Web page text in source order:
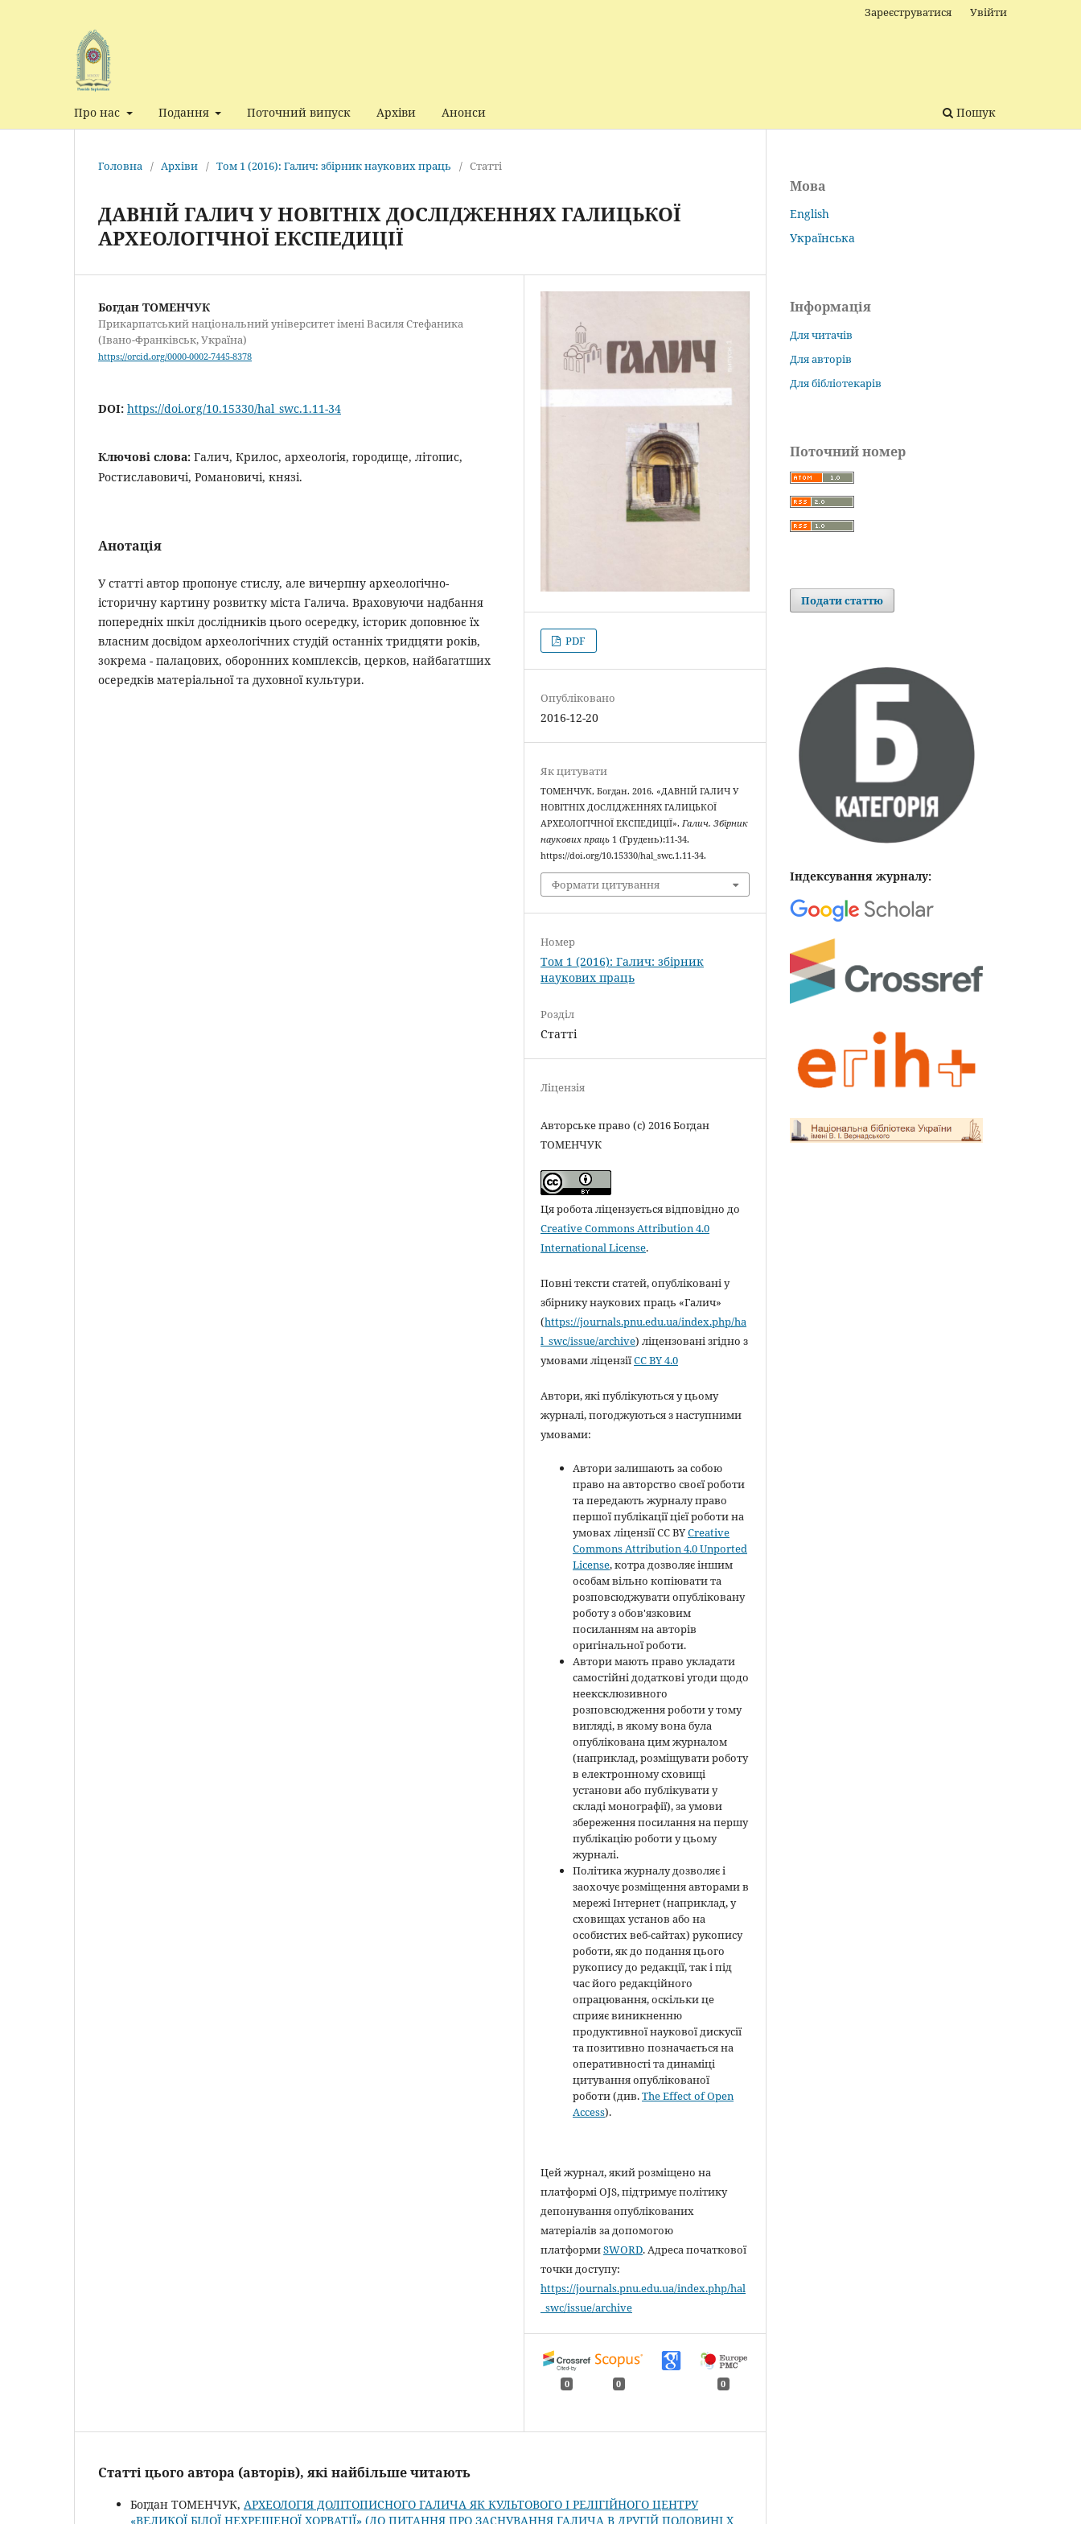
Про нас Подання Поточний випуск Архіви Анонси Пошук
Зареєструватися Увійти
Головна / Архіви / Том 1 (2016): Галич: збірник наукових праць / Статті
ДАВНІЙ ГАЛИЧ У НОВІТНІХ ДОСЛІДЖЕННЯХ ГАЛИЦЬКОЇ
АРХЕОЛОГІЧНОЇ ЕКСПЕДИЦІЇ
Богдан ТОМЕНЧУК
Прикарпатський національний університет імені Василя Стефаника
(Івано-Франківськ, Україна)
https://orcid.org/0000-0002-7445-8378
DOI: https://doi.org/10.15330/hal_swc.1.11-34
Ключові слова: Галич, Крилос, археологія, городище, літопис,
Ростиславовичі, Романовичі, князі.
Анотація
У статті автор пропонує стислу, але вичерпну археологічно-
історичну картину розвитку міста Галича. Враховуючи надбання
попередніх шкіл дослідників цього осередку, історик доповнює їх
власним досвідом археологічних студій останніх тридцяти років,
зокрема - палацових, оборонних комплексів, церков, найбагатших
осередків матеріальної та духовної культури.
PDF
Опубліковано
2016-12-20
Як цитувати
ТОМЕНЧУК, Богдан. 2016. «ДАВНІЙ ГАЛИЧ У
НОВІТНІХ ДОСЛІДЖЕННЯХ ГАЛИЦЬКОЇ
АРХЕОЛОГІЧНОЇ ЕКСПЕДИЦІЇ».Галич. Збірник
наукових праць 1 (Грудень):11-34.
https://doi.org/10.15330/hal_swc.1.11-34.
Формати цитування
Номер
Том 1 (2016): Галич: збірник
наукових праць
Розділ
Статті
Ліцензія
Авторське право (c) 2016 Богдан
ТОМЕНЧУК
Ця робота ліцензується відповідно до
Creative Commons Attribution 4.0
International License.
Повні тексти статей, опубліковані у
збірнику наукових праць «Галич»
(https://journals.pnu.edu.ua/index.php/ha
l_swc/issue/archive) ліцензовані згідно з
умовами ліцензіїCC BY 4.0
Автори, які публікуються у цьому
журналі, погоджуються з наступними
умовами:
Автори залишають за собою
право на авторство своєї роботи
та передають журналу право
першої публікації цієї роботи на
умовах ліцензії CC BYCreative
Commons Attribution 4.0 Unported
License, котра дозволяє іншим
особам вільно копіювати та
розповсюджувати опубліковану
роботу з обов'язковим
посиланням на авторів
оригінальної роботи.
Автори мають право укладати
самостійні додаткові угоди щодо
неексклюзивного
розповсюдження роботи у тому
вигляді, в якому вона була
опублікована цим журналом
(наприклад, розміщувати роботу
в електронному сховищі
установи або публікувати у
складі монографії), за умови
збереження посилання на першу
публікацію роботи у цьому
журналі.
Політика журналу дозволяє і
заохочує розміщення авторами в
мережі Інтернет (наприклад, у
сховищах установ або на
особистих веб-сайтах) рукопису
роботи, як до подання цього
рукопису до редакції, так і під
час його редакційного
опрацювання, оскільки це
сприяє виникненню
продуктивної наукової дискусії
та позитивно позначається на
оперативності та динаміці
цитування опублікованої
роботи (див.The Effect of Open
Access).
Цей журнал, який розміщено на
платформі OJS, підтримує політику
депонування опублікованих
матеріалів за допомогою
платформиSWORD. Адреса початкової
точки доступу:
https://journals.pnu.edu.ua/index.php/hal
_swc/issue/archive
0 0 0
Статті цього автора (авторів), які найбільше читають
Богдан ТОМЕНЧУК, АРХЕОЛОГІЯ ДОЛІТОПИСНОГО ГАЛИЧА ЯК КУЛЬТОВОГО І РЕЛІГІЙНОГО ЦЕНТРУ
«ВЕЛИКОЇ БІЛОЇ НЕХРЕЩЕНОЇ ХОРВАТІЇ» (ДО ПИТАННЯ ПРО ЗАСНУВАННЯ ГАЛИЧА В ДРУГІЙ ПОЛОВИНІ Х
Мова
English
Українська
Інформація
Для читачів
Для авторів
Для бібліотекарів
Поточний номер
Подати статтю
Індексування журналу: